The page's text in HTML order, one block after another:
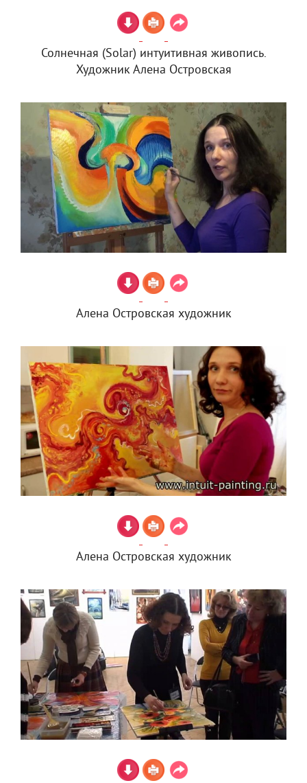
Солнечная (Solar) интуитивная живопись.
Художник Алена Островская
Алена Островская художник
Алена Островская художник